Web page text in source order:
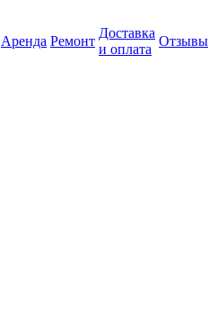
Аренда Ремонт
Доставка
и оплата
Отзывы